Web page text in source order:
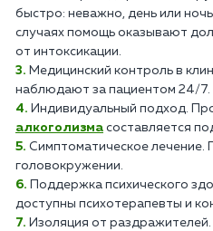
быстро: неважно, день или
случаях помощь оказывают
от интоксикации.
Медицинский контроль в
наблюдают за пациентом 24/7.
Индивидуальный подход.
алкоголизма составляется
Симптоматическое лечение.
головокружении.
Поддержка психического
доступны психотерапевты и
Изоляция от